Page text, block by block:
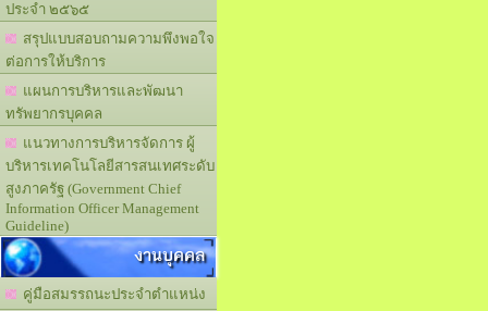
ประจำ ๒๕๖๕
สรุปแบบสอบถามความพึงพอใจ
ต่อการให้บริการ
แผนการบริหารและพัฒนา
ทรัพยากรบุคคล
แนวทางการบริหารจัดการ ผู้
บริหารเทคโนโลยีสารสนเทศระดับ
สูงภาครัฐ (Government Chief
Information Officer Management
Guideline)
งานบุคคล
คู่มือสมรรถนะประจำตำแหน่ง